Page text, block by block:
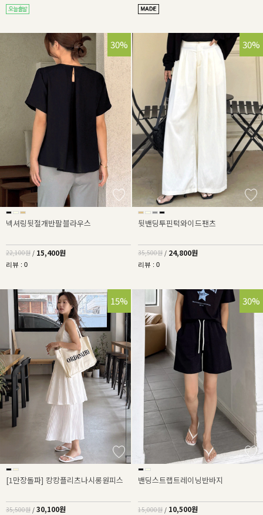
30%
넥셔링뒷절개반팔블라우스
22,100원 / 15,400원
리뷰 : 0
30%
뒷밴딩투핀턱와이드팬츠
35,500원 / 24,800원
리뷰 : 0
15%
[1만장돌파] 캉캉플리츠나시롱원피스
35,500원 / 30,100원
30%
밴딩스트랩트레이닝반바지
15,000원 / 10,500원